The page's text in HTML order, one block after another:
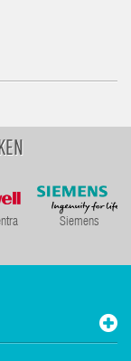
Siemens